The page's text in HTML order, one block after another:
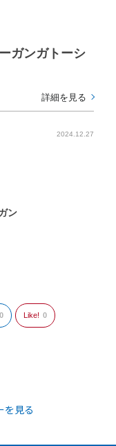
ガンガトーシ
詳細を見る
2024.12.27
ン
0 Like! 0
を見る